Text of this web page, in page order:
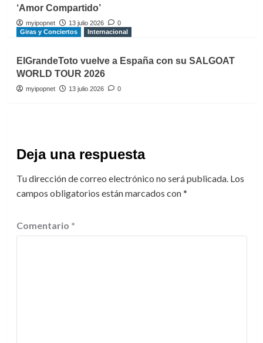
‘Amor Compartido’
myipopnet 13 julio 2026
0
Giras y Conciertos
Internacional
ElGrandeToto vuelve a España con su SALGOAT
WORLD TOUR 2026
myipopnet 13 julio 2026 0
Deja una respuesta
Tu dirección de correo electrónico no será publicada. Los
campos obligatorios están marcados con*
Comentario *